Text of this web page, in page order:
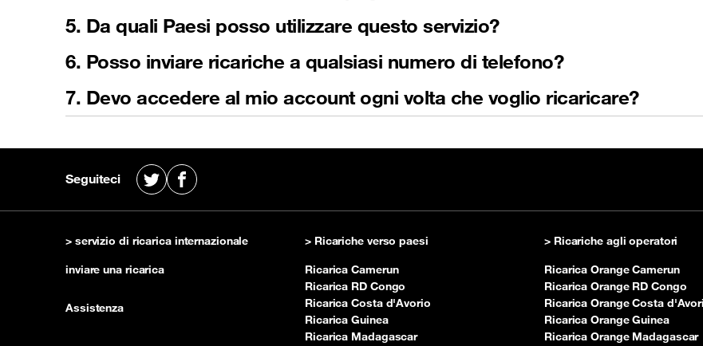
5. Da quali Paesi posso utilizzare questo servizio?
6. Posso inviare ricariche a qualsiasi numero di telefono?
7. Devo accedere al mio account ogni volta che voglio ricaricare?
Seguiteci X Facebook
> servizio di ricarica internazionale
inviare una ricarica
Assistenza
> Ricariche verso paesi
Ricarica Camerun
Ricarica RD Congo
Ricarica Costa d'Avorio
Ricarica Guinea
Ricarica Madagascar
> Ricariche agli operatori
Ricarica Orange Camerun
Ricarica Orange RD Congo
Ricarica Orange Costa
Ricarica Orange Guinea
Ricarica Orange Madagascar